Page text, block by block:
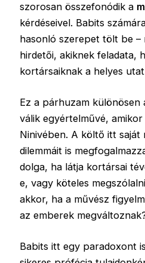
szorosan összefonódik a
kérdéseivel. Babits
hasonló szerepet tölt be –
hirdetői, akiknek feladata,
kortársaiknak a helyes
Ez a párhuzam különösen
válik egyértelművé,
Ninivében. A költő itt saját
dilemmáit is
dolga, ha látja kortársai
e, vagy köteles
akkor, ha a művész
az emberek
Babits itt egy paradoxont